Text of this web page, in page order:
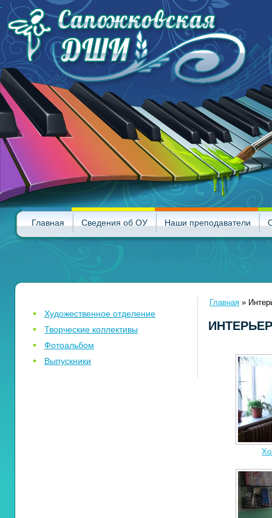
Главная Сведения об ОУ Наши преподаватели
Художественное отделение
Творческие коллективы
Фотоальбом
Выпускники
Главная »